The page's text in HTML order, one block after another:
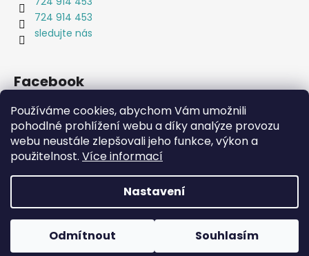
Používáme cookies, abychom Vám umožnili
pohodlné prohlížení webu a díky analýze provozu
webu neustále zlepšovali jeho funkce, výkon a
použitelnost. Více informací
Nastavení
Odmítnout Souhlasím
724 914 453
sledujte nás
Facebook
Coat-Master.cz Doplňky ve 100% kvalitě za 10% ceny
Copyright 2026Coat-Master.cz. Všechna práva